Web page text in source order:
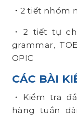
・2 tiết nhóm
・2 tiết tự
grammar,
OPIC
CÁC BÀI
・Kiểm tra
hàng tuần